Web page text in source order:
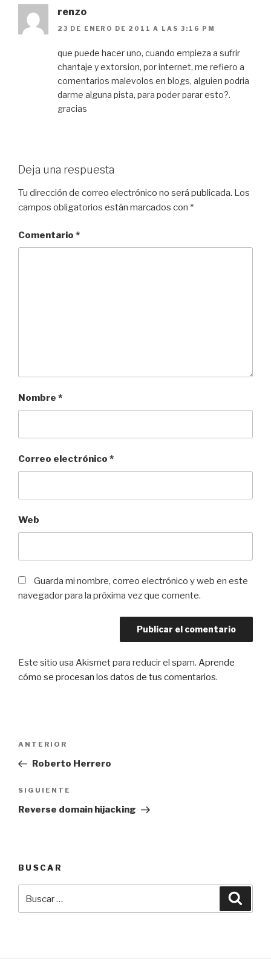
renzo
23 DE ENERO DE 2011 A LAS 3:16 PM
que puede hacer uno, cuando empieza a sufrir
chantaje y extorsion, por internet, me refiero a
comentarios malevolos en blogs, alguien podria
darme alguna pista, para poder parar esto?.
gracias
Deja una respuesta
Tu dirección de correo electrónico no será publicada. Los
campos obligatorios están marcados con *
Comentario *
Nombre *
Correo electrónico *
Web
Guarda mi nombre, correo electrónico y web en este
navegador para la próxima vez que comente.
Este sitio usa Akismet para reducir el spam. Aprende
cómo se procesan los datos de tus comentarios.
entradas
Entrada
anterior:
ANTERIOR
Roberto Herrero
Siguiente
entrada
SIGUIENTE
Reverse domain hijacking
BUSCAR